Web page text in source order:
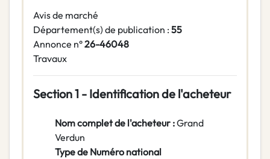
Avis de marché
Département(s) de publication : 55
Annonce n°26-46048
Travaux
Section 1 - Identification de l'acheteur
Nom complet de l'acheteur :Grand
Verdun
Type de Numéro national